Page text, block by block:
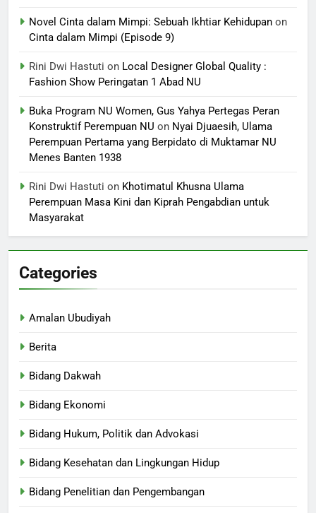
Novel Cinta dalam Mimpi: Sebuah Ikhtiar Kehidupan on
Cinta dalam Mimpi (Episode 9)
Rini Dwi Hastuti on Local Designer Global Quality :
Fashion Show Peringatan 1 Abad NU
Buka Program NU Women, Gus Yahya Pertegas Peran
Konstruktif Perempuan NU on Nyai Djuaesih, Ulama
Perempuan Pertama yang Berpidato di Muktamar NU
Menes Banten 1938
Rini Dwi Hastuti on Khotimatul Khusna Ulama
Perempuan Masa Kini dan Kiprah Pengabdian untuk
Masyarakat
Categories
Amalan Ubudiyah
Berita
Bidang Dakwah
Bidang Ekonomi
Bidang Hukum, Politik dan Advokasi
Bidang Kesehatan dan Lingkungan Hidup
Bidang Penelitian dan Pengembangan